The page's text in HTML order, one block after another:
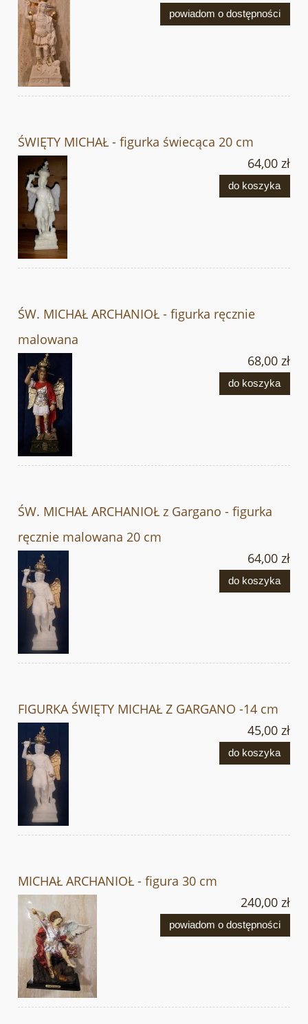
powiadom o dostępności
ŚWIĘTY MICHAŁ - figurka świecąca 20 cm
64,00 zł
do koszyka
ŚW. MICHAŁ ARCHANIOŁ - figurka ręcznie
malowana
68,00 zł
do koszyka
ŚW. MICHAŁ ARCHANIOŁ z Gargano - figurka
ręcznie malowana 20 cm
64,00 zł
do koszyka
FIGURKA ŚWIĘTY MICHAŁ Z GARGANO -14 cm
45,00 zł
do koszyka
MICHAŁ ARCHANIOŁ - figura 30 cm
240,00 zł
powiadom o dostępności